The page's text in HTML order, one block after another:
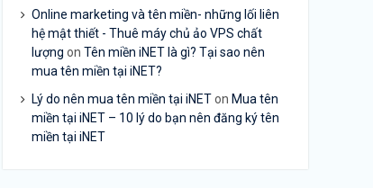
Online marketing và tên miền- những lối liên
hệ mật thiết - Thuê máy chủ ảo VPS chất
lượng on Tên miền iNET là gì? Tại sao nên
mua tên miền tại iNET?
Lý do nên mua tên miền tại iNETon Mua tên
miền tại iNET – 10 lý do bạn nên đăng ký tên
miền tại iNET